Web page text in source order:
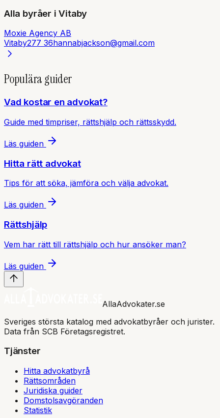
Alla byråer iVitaby
Moxie Agency AB
Vitaby277 36hannabjackson@gmail.com
Populära guider
Vad kostar en advokat?
Guide med timpriser, rättshjälp och rättsskydd.
Läs guiden
Hitta rätt advokat
Tips för att söka, jämföra och välja advokat.
Läs guiden
Rättshjälp
Vem har rätt till rättshjälp och hur ansöker man?
Läs guiden
AllaAdvokater.se
Sveriges största katalog med advokatbyråer och jurister.
Data från SCB Företagsregistret.
Tjänster
Hitta advokatbyrå
Rättsområden
Juridiska guider
Domstolsavgöranden
Statistik